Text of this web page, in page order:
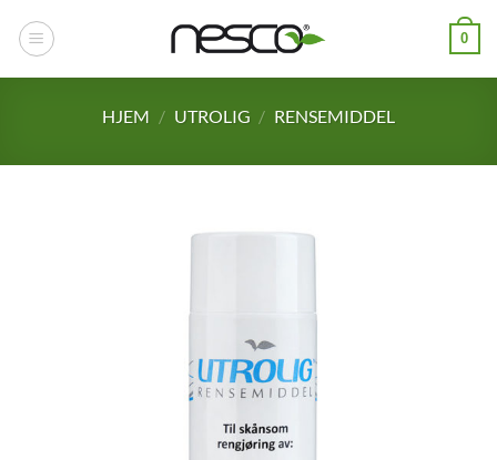
0
HJEM / UTROLIG / RENSEMIDDEL